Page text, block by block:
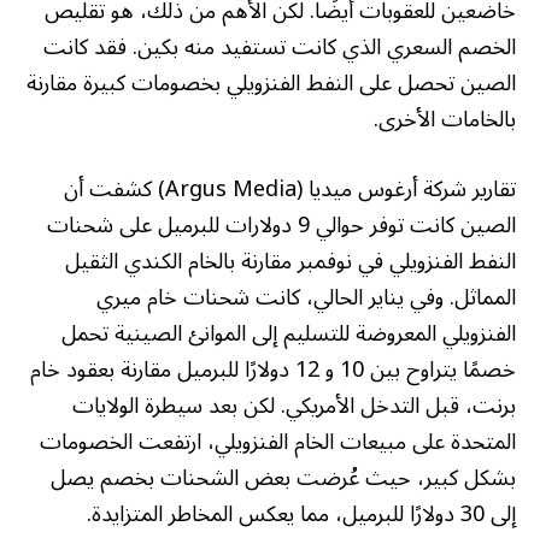
خاضعين للعقوبات أيضًا. لكن الأهم من ذلك، هو تقليص
الخصم السعري الذي كانت تستفيد منه بكين. فقد كانت
الصين تحصل على النفط الفنزويلي بخصومات كبيرة مقارنة
بالخامات الأخرى.
تقارير شركة أرغوس ميديا (Argus Media) كشفت أن
الصين كانت توفر حوالي 9 دولارات للبرميل على شحنات
النفط الفنزويلي في نوفمبر مقارنة بالخام الكندي الثقيل
المماثل. وفي يناير الحالي، كانت شحنات خام ميري
الفنزويلي المعروضة للتسليم إلى الموانئ الصينية تحمل
خصمًا يتراوح بين 10 و 12 دولارًا للبرميل مقارنة بعقود خام
برنت، قبل التدخل الأمريكي. لكن بعد سيطرة الولايات
المتحدة على مبيعات الخام الفنزويلي، ارتفعت الخصومات
بشكل كبير، حيث عُرضت بعض الشحنات بخصم يصل
إلى 30 دولارًا للبرميل، مما يعكس المخاطر المتزايدة.